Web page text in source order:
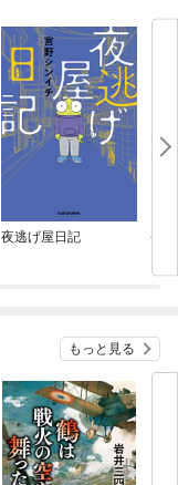
夜逃げ屋日記 炎環
もっと見る